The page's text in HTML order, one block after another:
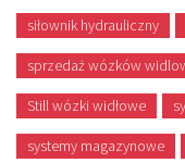
siłownik hydrauliczny
sprzedaż wózków
Still wózki widłowe
systemy magazynowe